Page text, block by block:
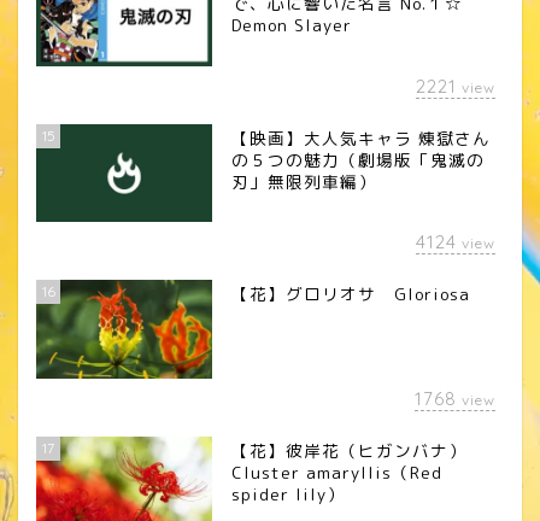
Demon Slayer
2221 view
15
【映画】大人気キャラ 煉󠄁獄さん
の５つの魅力（劇場版「鬼滅の
刃」無限列車編）
4124 view
16 【花】グロリオサ Gloriosa
1768 view
17
【花】彼岸花（ヒガンバナ）
Cluster amaryllis（Red
spider lily）